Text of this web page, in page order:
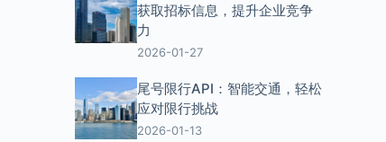
获取招标信息，提升企业竞争
力
2026-01-27
尾号限行API：智能交通，轻松
应对限行挑战
2026-01-13